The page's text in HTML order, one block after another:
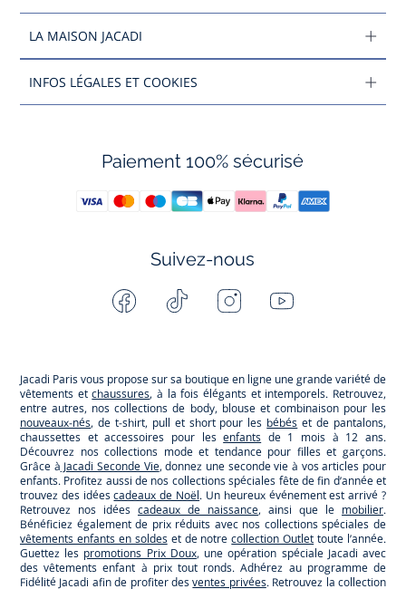
LA MAISON JACADI
INFOS LÉGALES ET COOKIES
Paiement 100% sécurisé
Suivez-nous
Facebook Tiktok InstagramYoutube
Jacadi Paris vous propose sur sa boutique en ligne une grande variété de
vêtements etchaussures, à la fois élégants et intemporels. Retrouvez,
entre autres, nos collections de body, blouse et combinaison pour les
nouveaux-nés, de t-shirt, pull et short pour les bébés et de pantalons,
chaussettes et accessoires pour lesenfants de 1 mois à 12 ans.
Découvrez nos collections mode et tendance pour filles et garçons.
Grâce à Jacadi Seconde Vie, donnez une seconde vie à vos articles pour
enfants. Profitez aussi de nos collections spéciales fête de fin d’année et
trouvez des idéescadeaux de Noël. Un heureux événement est arrivé ?
Retrouvez nos idées cadeaux de naissance, ainsi que le mobilier.
Bénéficiez également de prix réduits avec nos collections spéciales de
vêtements enfants en soldeset de notrecollection Outlet toute l’année.
Guettez les promotions Prix Doux, une opération spéciale Jacadi avec
des vêtements enfant à prix tout ronds. Adhérez au programme de
Fidélité Jacadi afin de profiter desventes privées. Retrouvez la collection